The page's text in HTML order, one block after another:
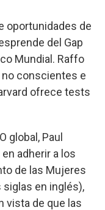
oportunidades de
del Gap
Mundial. Raffo
conscientes e
ofrece tests
global, Paul
adherir a los
de las Mujeres
en inglés),
vista de que las